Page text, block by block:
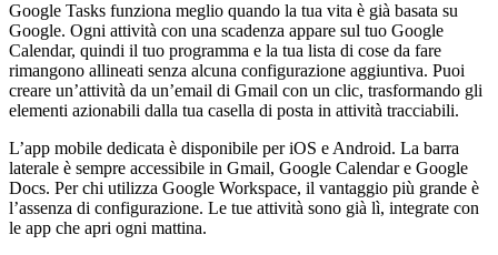
Google Tasks funziona meglio quando la tua vita è già basata su
Google. Ogni attività con una scadenza appare sul tuo Google
Calendar, quindi il tuo programma e la tua lista di cose da fare
rimangono allineati senza alcuna configurazione aggiuntiva. Puoi
creare un’attività da un’email di Gmail con un clic, trasformando gli
elementi azionabili dalla tua casella di posta in attività tracciabili.
L’app mobile dedicata è disponibile per iOS e Android. La barra
laterale è sempre accessibile in Gmail, Google Calendar e Google
Docs. Per chi utilizza Google Workspace, il vantaggio più grande è
l’assenza di configurazione. Le tue attività sono già lì, integrate con
le app che apri ogni mattina.